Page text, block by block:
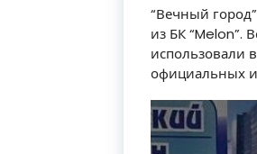
“Вечный
из БК “Melon”.
использовали
официальных